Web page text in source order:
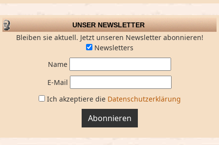
UNSER NEWSLETTER
Bleiben sie aktuell. Jetzt unseren Newsletter abonnieren!
Newsletters
Name
E-Mail
Ich akzeptiere die Datenschutzerklärung
Abonnieren